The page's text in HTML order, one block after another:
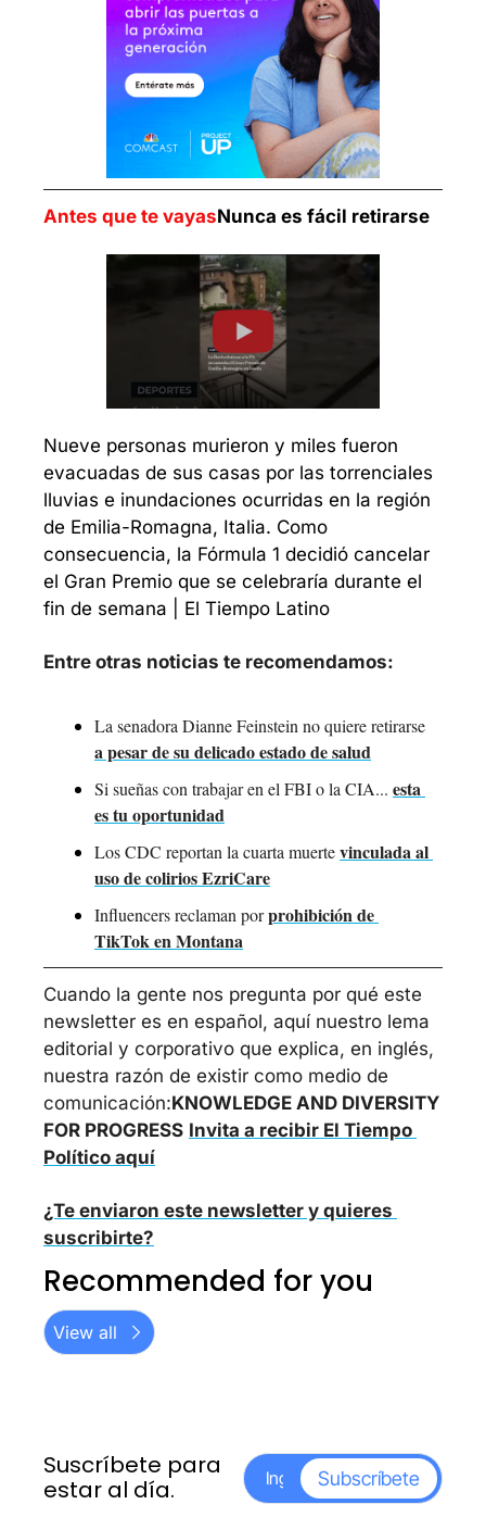
Antes que te vayasNunca es fácil retirarse
Nueve personas murieron y miles fueron
evacuadas de sus casas por las torrenciales
lluvias e inundaciones ocurridas en la región
de Emilia-Romagna, Italia. Como
consecuencia, la Fórmula 1 decidió cancelar
el Gran Premio que se celebraría durante el
fin de semana | El Tiempo Latino
Entre otras noticias te recomendamos:
a pesar de su delicado estado de salud
Si sueñas con trabajar en el FBI o la CIA... esta
es tu oportunidad
Los CDC reportan la cuarta muerte vinculada al
uso de colirios EzriCare
Influencers reclaman por prohibición de
TikTok en Montana
Cuando la gente nos pregunta por qué este
newsletter es en español, aquí nuestro lema
editorial y corporativo que explica, en inglés,
nuestra razón de existir como medio de
comunicación:KNOWLEDGE AND DIVERSITY
FOR PROGRESS Invita a recibir El Tiempo
Político aquí
¿Te enviaron este newsletter y quieres
suscribirte?
Recommended for you
View all
Suscríbete para
estar al día.
Subscríbete